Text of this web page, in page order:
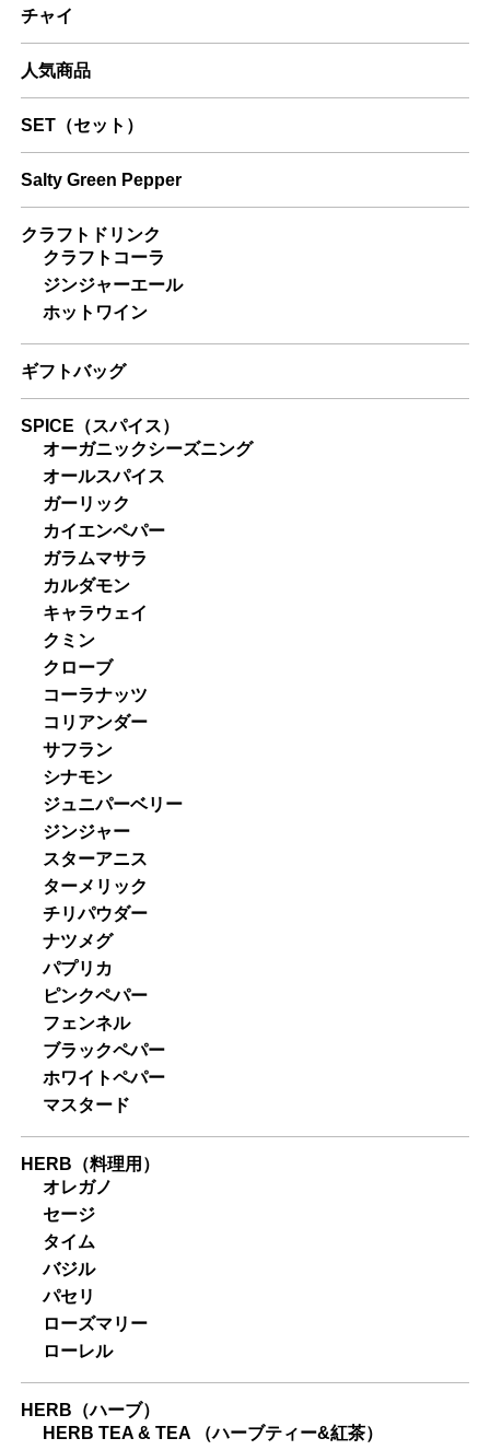
チャイ
人気商品
SET（セット）
Salty Green Pepper
クラフトドリンク
クラフトコーラ
ジンジャーエール
ホットワイン
ギフトバッグ
SPICE（スパイス）
オーガニックシーズニング
オールスパイス
ガーリック
カイエンペパー
ガラムマサラ
カルダモン
キャラウェイ
クミン
クローブ
コーラナッツ
コリアンダー
サフラン
シナモン
ジュニパーベリー
ジンジャー
スターアニス
ターメリック
チリパウダー
ナツメグ
パプリカ
ピンクペパー
フェンネル
ブラックペパー
ホワイトペパー
マスタード
HERB（料理用）
オレガノ
セージ
タイム
バジル
パセリ
ローズマリー
ローレル
HERB（ハーブ）
HERB TEA & TEA （ハーブティー&紅茶）